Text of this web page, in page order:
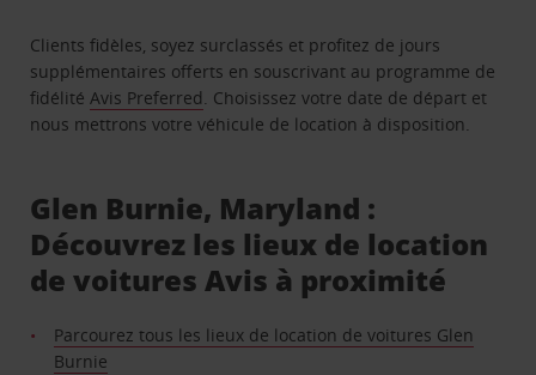
Clients fidèles, soyez surclassés et profitez de jours
supplémentaires offerts en souscrivant au programme de
fidélitéAvis Preferred. Choisissez votre date de départ et
nous mettrons votre véhicule de location à disposition.
Glen Burnie, Maryland :
Découvrez les lieux de location
de voitures Avis à proximité
Parcourez tous les lieux de location de voitures Glen
Burnie